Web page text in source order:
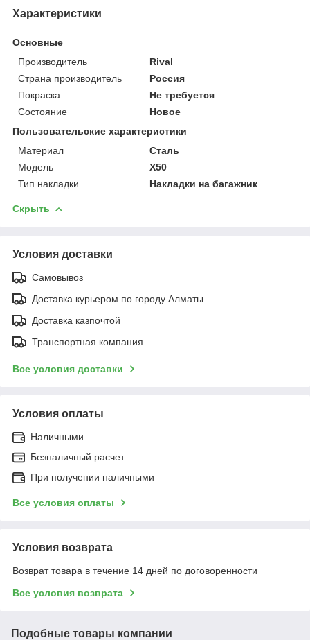
Характеристики
Основные
Производитель
Rival
Страна производитель
Россия
Покраска
Не требуется
Состояние
Новое
Пользовательские характеристики
Материал
Сталь
Модель
X50
Тип накладки
Накладки на багажник
Скрыть
Условия доставки
Самовывоз
Доставка курьером по городу Алматы
Доставка казпочтой
Транспортная компания
Все условия доставки
Условия оплаты
Наличными
Безналичный расчет
При получении наличными
Все условия оплаты
Условия возврата
Возврат товара в течение 14 дней по договоренности
Все условия возврата
Подобные товары компании